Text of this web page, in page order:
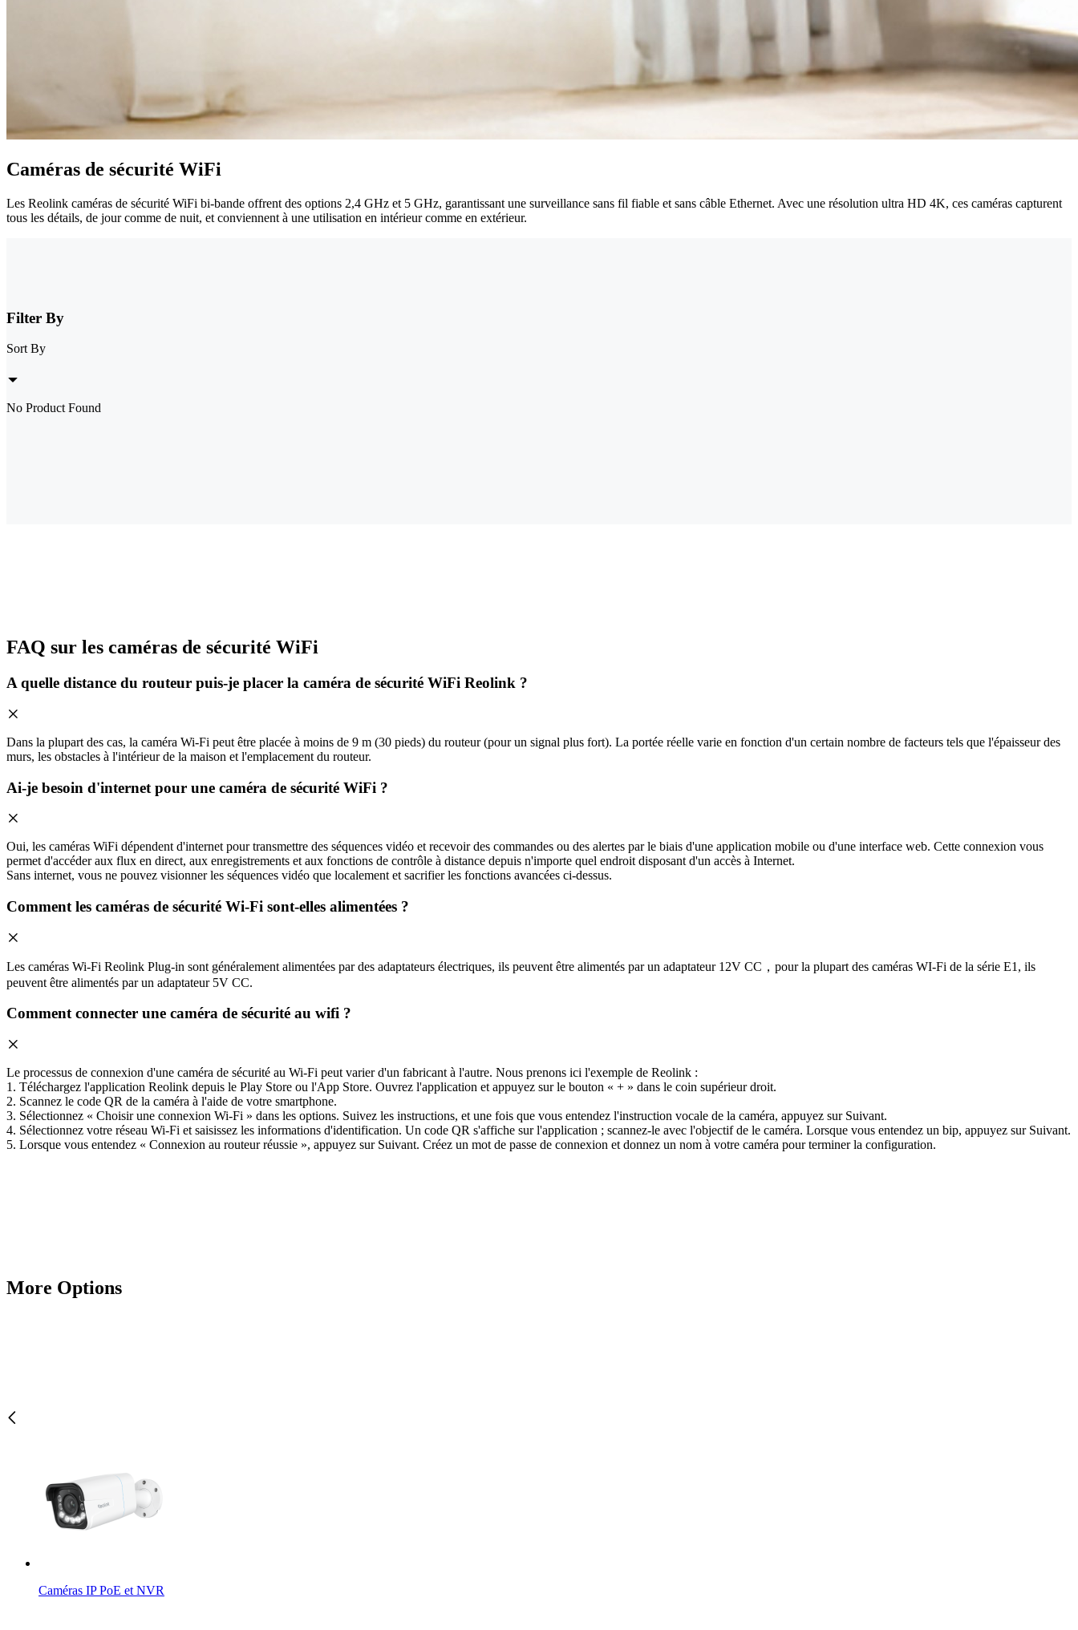
Caméras de sécurité WiFi
Les Reolink caméras de sécurité WiFi bi-bande offrent des options 2,4 GHz et 5 GHz, garantissant une surveillance sans fil fiable et sans câble Ethernet. Avec une résolution ultra HD 4K, ces caméras capturent
tous les détails, de jour comme de nuit, et conviennent à une utilisation en intérieur comme en extérieur.
Filter By
Sort By
No Product Found
FAQ sur les caméras de sécurité WiFi
A quelle distance du routeur puis-je placer la caméra de sécurité WiFi Reolink ?
Dans la plupart des cas, la caméra Wi-Fi peut être placée à moins de 9 m (30 pieds) du routeur (pour un signal plus fort). La portée réelle varie en fonction d'un certain nombre de facteurs tels que l'épaisseur des
murs, les obstacles à l'intérieur de la maison et l'emplacement du routeur.
Ai-je besoin d'internet pour une caméra de sécurité WiFi ?
Oui, les caméras WiFi dépendent d'internet pour transmettre des séquences vidéo et recevoir des commandes ou des alertes par le biais d'une application mobile ou d'une interface web. Cette connexion vous
permet d'accéder aux flux en direct, aux enregistrements et aux fonctions de contrôle à distance depuis n'importe quel endroit disposant d'un accès à Internet.
Sans internet, vous ne pouvez visionner les séquences vidéo que localement et sacrifier les fonctions avancées ci-dessus.
Comment les caméras de sécurité Wi-Fi sont-elles alimentées ?
Les caméras Wi-Fi Reolink Plug-in sont généralement alimentées par des adaptateurs électriques, ils peuvent être alimentés par un adaptateur 12V CC，pour la plupart des caméras WI-Fi de la série E1, ils
peuvent être alimentés par un adaptateur 5V CC.
Comment connecter une caméra de sécurité au wifi ?
Le processus de connexion d'une caméra de sécurité au Wi-Fi peut varier d'un fabricant à l'autre. Nous prenons ici l'exemple de Reolink :
1. Téléchargez l'application Reolink depuis le Play Store ou l'App Store. Ouvrez l'application et appuyez sur le bouton « + » dans le coin supérieur droit.
2. Scannez le code QR de la caméra à l'aide de votre smartphone.
3. Sélectionnez « Choisir une connexion Wi-Fi » dans les options. Suivez les instructions, et une fois que vous entendez l'instruction vocale de la caméra, appuyez sur Suivant.
4. Sélectionnez votre réseau Wi-Fi et saisissez les informations d'identification. Un code QR s'affiche sur l'application ; scannez-le avec l'objectif de le caméra. Lorsque vous entendez un bip, appuyez sur Suivant.
5. Lorsque vous entendez « Connexion au routeur réussie », appuyez sur Suivant. Créez un mot de passe de connexion et donnez un nom à votre caméra pour terminer la configuration.
More Options
Caméras IP PoE et NVR